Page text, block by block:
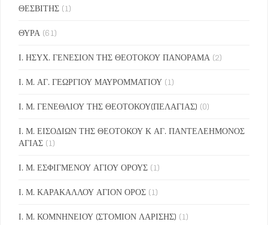
ΘΕΣΒΙΤΗΣ (1)
ΘΥΡΑ (61)
Ι. ΗΣΥΧ. ΓΕΝΕΣΙΟΝ ΤΗΣ ΘΕΟΤΟΚΟΥ ΠΑΝΟΡΑΜΑ (2)
Ι. Μ. ΑΓ. ΓΕΩΡΓΙΟΥ ΜΑΥΡΟΜΜΑΤΙΟΥ (1)
Ι. Μ. ΓΕΝΕΘΛΙΟΥ ΤΗΣ ΘΕΟΤΟΚΟΥ(ΠΕΛΑΓΙΑΣ) (0)
Ι. Μ. ΕΙΣΟΔΙΩΝ ΤΗΣ ΘΕΟΤΟΚΟΥ Κ ΑΓ. ΠΑΝΤΕΛΕΗΜΟΝΟΣ
ΑΓΙΑΣ (1)
Ι. Μ. ΕΣΦΙΓΜΕΝΟΥ ΑΓΙΟΥ ΟΡΟΥΣ (1)
Ι. Μ. ΚΑΡΑΚΑΛΛΟΥ ΑΓΙΟΝ ΟΡΟΣ (1)
Ι. Μ. ΚΟΜΝΗΝΕΙΟΥ (ΣΤΟΜΙΟΝ ΛΑΡΙΣΗΣ) (1)